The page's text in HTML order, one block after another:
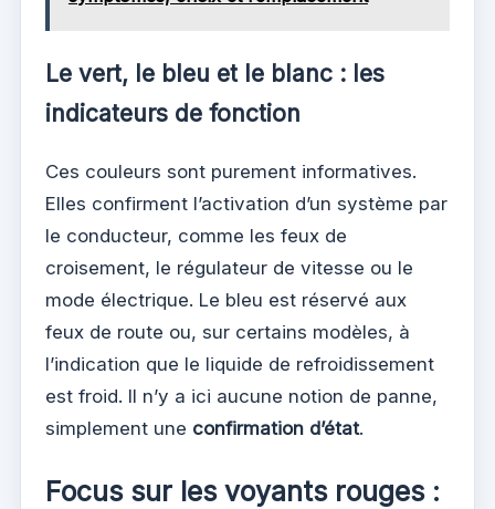
Le vert, le bleu et le blanc : les
indicateurs de fonction
Ces couleurs sont purement informatives.
Elles confirment l’activation d’un système par
le conducteur, comme les feux de
croisement, le régulateur de vitesse ou le
mode électrique. Le bleu est réservé aux
feux de route ou, sur certains modèles, à
l’indication que le liquide de refroidissement
est froid. Il n’y a ici aucune notion de panne,
simplement une confirmation d’état.
Focus sur les voyants rouges :